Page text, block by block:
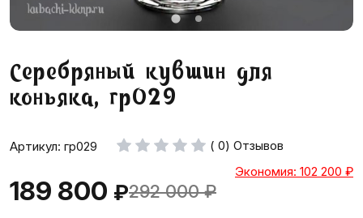
Серебряный кувшин для
коньяка, гр029
Артикул: гр029 ( 0) Отзывов
189 800 ₽292 000 ₽
Экономия: 102 200 ₽